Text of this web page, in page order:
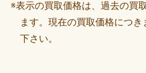
※表示の買取価格は、過去の買
ます。現在の買取価格につ
下さい。